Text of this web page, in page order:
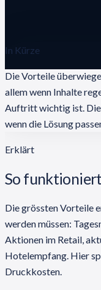
In Kürze
Die Vorteile
allem wenn Inhalte
Auftritt wichtig ist. Die
wenn die Lösung
Erklärt
So
Die grössten Vorteile
werden müssen:
Aktionen im Retail,
Hotelempfang. Hier
Druckkosten.